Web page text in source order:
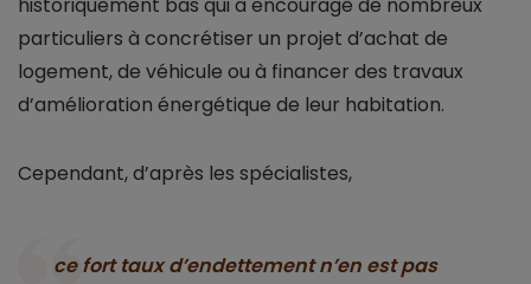
historiquement bas qui a encouragé de nombreux
particuliers à concrétiser un projet d’achat de
logement, de véhicule ou à financer des travaux
d’amélioration énergétique de leur habitation.
Cependant, d’après les spécialistes,
ce fort taux d’endettement n’en est pas